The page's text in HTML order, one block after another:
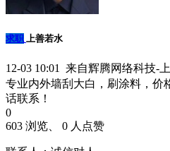
求职 上善若水
12-03 10:01 来自辉腾网络科技-
专业内外墙刮大白，刷涂料，价
话联系！
0
603 浏览、 0 人点赞